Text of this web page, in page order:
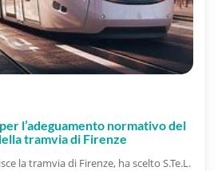
l’adeguamento normativo del
tramvia di Firenze
la tramvia di Firenze, ha scelto S.Te.L.